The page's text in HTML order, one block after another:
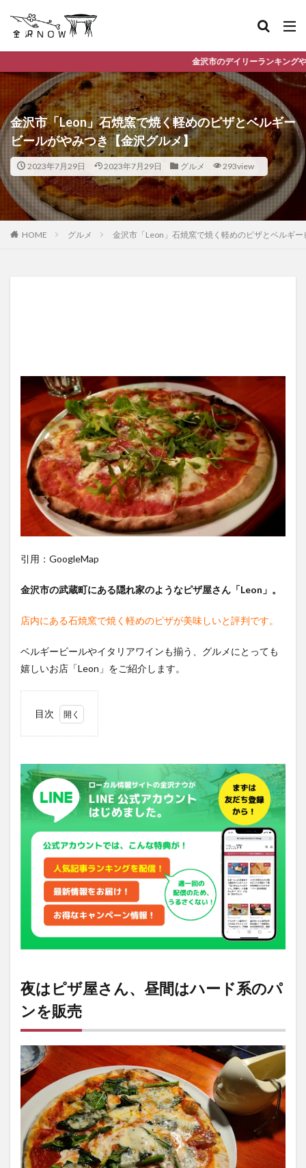
金沢市のデイリーランキングやお得な店舗情報など、公式Line
金沢市「Leon」石焼窯で焼く軽めのピザとベルギー
ビールがやみつき【金沢グルメ】
2023年7月29日 2023年7月29日 グルメ 293view
HOME グルメ 金沢市「Leon」石焼窯で焼く軽めのピザとベルギ
引用：GoogleMap
金沢市の武蔵町にある隠れ家のようなピザ屋さん「Leon」。
店内にある石焼窯で焼く軽めのピザが美味しいと評判です。
ベルギービールやイタリアワインも揃う、グルメにとっても
嬉しいお店「Leon」をご紹介します。
目次
屋さ
ん、
昼間
はハ
ード
系の
パン
を販
ラン
はカ
レー
も食
3
「Leon」
ニューも
4
「Leon」
店舗情報
夜はピザ屋さん、昼間はハード系のパ
ンを販売